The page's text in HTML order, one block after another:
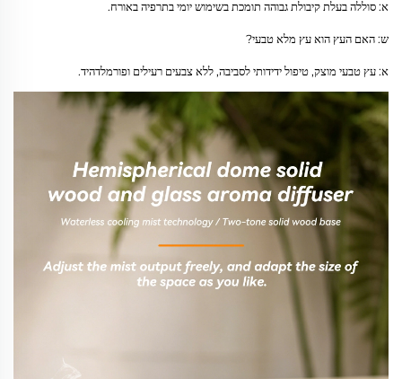
א: סוללה בעלת קיבולת גבוהה תומכת בשימוש יומי בתרפיה באורח.
ש: האם העץ הוא עץ מלא טבעי?
א: עץ טבעי מוצק, טיפול ידידותי לסביבה, ללא צבעים רעילים ופורמלדהיד.